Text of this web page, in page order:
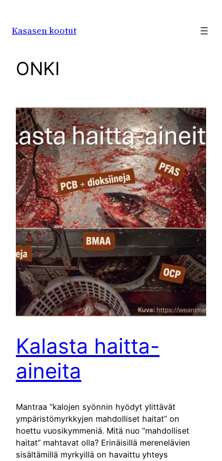
Kasasen kootut
ONKI
Kalasta haitta-
aineita
Mantraa ”kalojen syönnin hyödyt ylittävät
ympäristömyrkkyjen mahdolliset haitat” on
hoettu vuosikymmeniä. Mitä nuo ”mahdolliset
haitat” mahtavat olla? Erinäisillä merenelävien
sisältämillä myrkyillä on havaittu yhteys